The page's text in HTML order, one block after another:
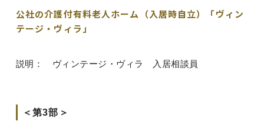
公社の介護付有料老人ホーム（入居時自立）「ヴィン
テージ・ヴィラ」
説明： ヴィンテージ・ヴィラ 入居相談員
＜第3部＞